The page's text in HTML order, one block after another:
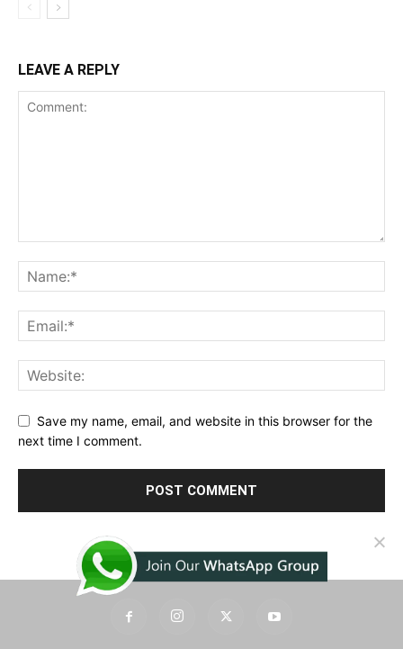
LEAVE A REPLY
Save my name, email, and website in this browser for the
next time I comment.